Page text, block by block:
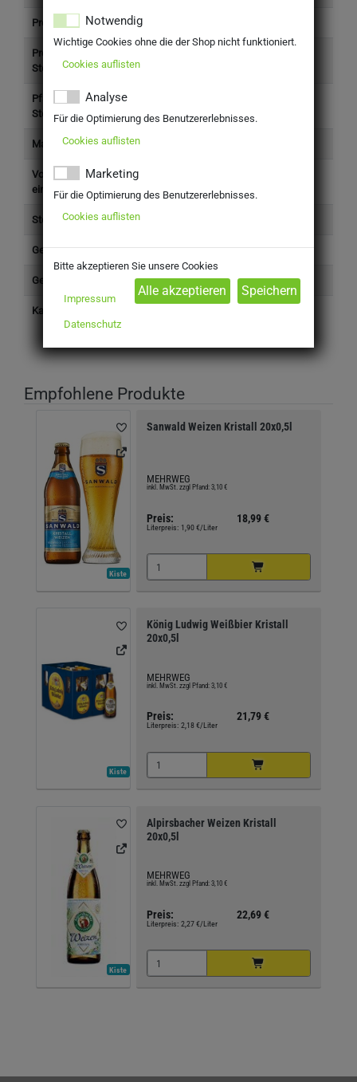
Produkttyp Getränke
Preis (inkl.
Steuer)
Pfand (inkl.
Steuer)
3,10 €
Marke Gold Ochsen
Volumen
einzeln (l)
0,5 l
Steuersatz Standard (19%)
Gefäß Anzahl 20
Gefäß Glasflasche
Kategorie
Weizenbier > Kristallweizen
Empfohlene Produkte
Kiste
Sanwald Weizen Kristall 20x0,5l
MEHRWEG
inkl. MwSt. zzgl Pfand: 3,10 €
Preis: 18,99 €
Literpreis: 1,90 €/Liter
Kiste
König Ludwig Weißbier Kristall
20x0,5l
MEHRWEG
inkl. MwSt. zzgl Pfand: 3,10 €
Preis: 21,79 €
Literpreis: 2,18 €/Liter
Kiste
Alpirsbacher Weizen Kristall
20x0,5l
MEHRWEG
inkl. MwSt. zzgl Pfand: 3,10 €
Preis: 22,69 €
Literpreis: 2,27 €/Liter
Notwendig
Wichtige Cookies ohne die der Shop nicht funktioniert.
Cookies auflisten
Analyse
Für die Optimierung des Benutzererlebnisses.
Cookies auflisten
Marketing
Für die Optimierung des Benutzererlebnisses.
Cookies auflisten
Bitte akzeptieren Sie unsere Cookies
Impressum
Datenschutz